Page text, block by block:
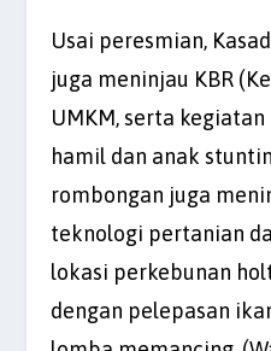
Usai peresmian,
juga meninjau KBR
UMKM, serta
hamil dan anak
rombongan juga
teknologi pertanian
lokasi perkebunan
dengan pelepasan